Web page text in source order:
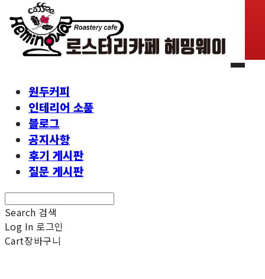
원두커피
인테리어 소품
블로그
공지사항
후기 게시판
질문 게시판
Search 검색
Log In 로그인
Cart장바구니